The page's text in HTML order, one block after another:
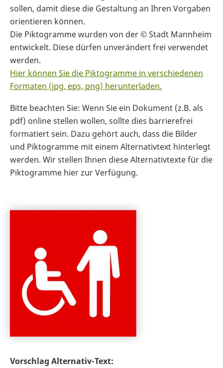
sollen, damit diese die Gestaltung an Ihren Vorgaben
orientieren können.
Die Piktogramme wurden von der © Stadt Mannheim
entwickelt. Diese dürfen unverändert frei verwendet
werden.
Hier können Sie die Piktogramme in verschiedenen
Formaten (jpg, eps, png) herunterladen.
Bitte beachten Sie: Wenn Sie ein Dokument (z.B. als
pdf) online stellen wollen, sollte dies barrierefrei
formatiert sein. Dazu gehört auch, dass die Bilder
und Piktogramme mit einem Alternativtext hinterlegt
werden. Wir stellen Ihnen diese Alternativtexte für die
Piktogramme hier zur Verfügung.
Vorschlag Alternativ-Text: